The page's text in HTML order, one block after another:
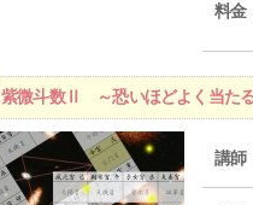
料金
紫微斗数Ⅱ ～恐いほどよく当た
講師